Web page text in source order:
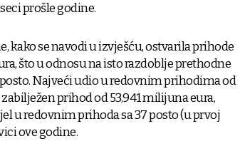
prošle godine.
kako se navodi u izvješću, ostvarila prihode
što u odnosu na isto razdoblje prethodne
Najveći udio u redovnim prihodima od
prihod od 53,941 milijuna eura,
u redovnim prihoda sa 37 posto (u prvoj
ove godine.